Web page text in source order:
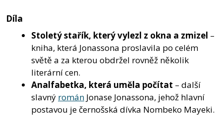
Díla
Stoletý stařík, který vylezl z okna a zmizel –
kniha, která Jonassona proslavila po celém
světě a za kterou obdržel rovněž několik
literární cen.
Analfabetka, která uměla počítat – další
slavný román Jonase Jonassona, jehož hlavní
postavou je černošská dívka Nombeko Mayeki.